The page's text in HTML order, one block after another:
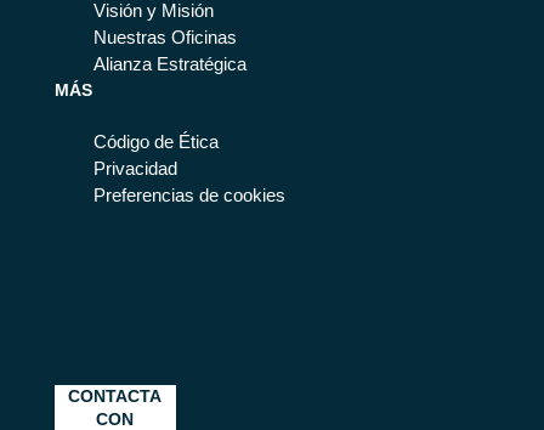
Visión y Misión
Nuestras Oficinas
Alianza Estratégica
MÁS
Código de Ética
Privacidad
Preferencias de cookies
CONTACTA
CON